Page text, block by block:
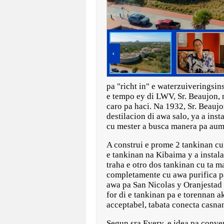
‹
pa "richt in" e
e tempo ey di LWV, Sr.
caro pa haci. Na 1932, Sr.
destilacion di awa salo, ya a
cu mester a busca manera pa
A construi e prome 2 tankinan
e tankinan na Kibaima y a
traha e otro dos tankinan cu ta
completamente cu awa purifica
awa pa San Nicolas y
for di e tankinan pa e torennan
acceptabel, tabata conecta